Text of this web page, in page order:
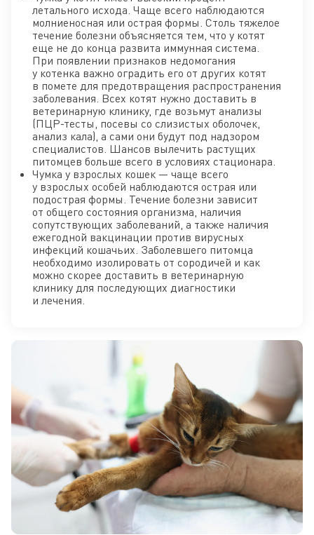
летального исхода. Чаще всего наблюдаются
молниеносная или острая формы. Столь тяжелое
течение болезни объясняется тем, что у котят
еще не до конца развита иммунная система.
При появлении признаков недомогания
у котенка важно оградить его от других котят
в помете для предотвращения распространения
заболевания. Всех котят нужно доставить в
ветеринарную клинику, где возьмут анализы
(ПЦР-тесты, посевы со слизистых оболочек,
анализ кала), а сами они будут под надзором
специалистов. Шансов вылечить растущих
питомцев больше всего в условиях стационара.
Чумка у взрослых кошек — чаще всего
у взрослых особей наблюдаются острая или
подострая формы. Течение болезни зависит
от общего состояния организма, наличия
сопутствующих заболеваний, а также наличия
ежегодной вакцинации против вирусных
инфекций кошачьих. Заболевшего питомца
необходимо изолировать от сородичей и как
можно скорее доставить в ветеринарную
клинику для последующих диагностики
и лечения.